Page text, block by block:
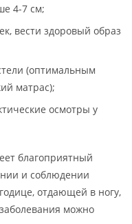
4-7 см;
вести здоровый образ
(оптимальным
матрас);
осмотры у
благоприятный
и соблюдении
отдающей в ногу,
можно